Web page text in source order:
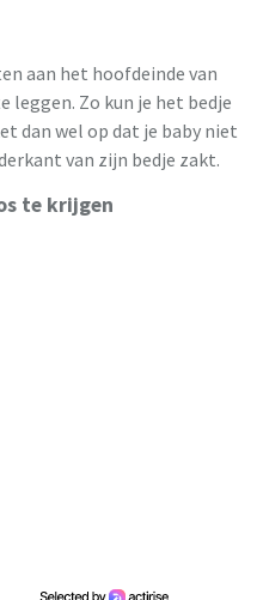
aan het hoofdeinde van
leggen. Zo kun je het bedje
dan wel op dat je baby niet
van zijn bedje zakt.
te krijgen